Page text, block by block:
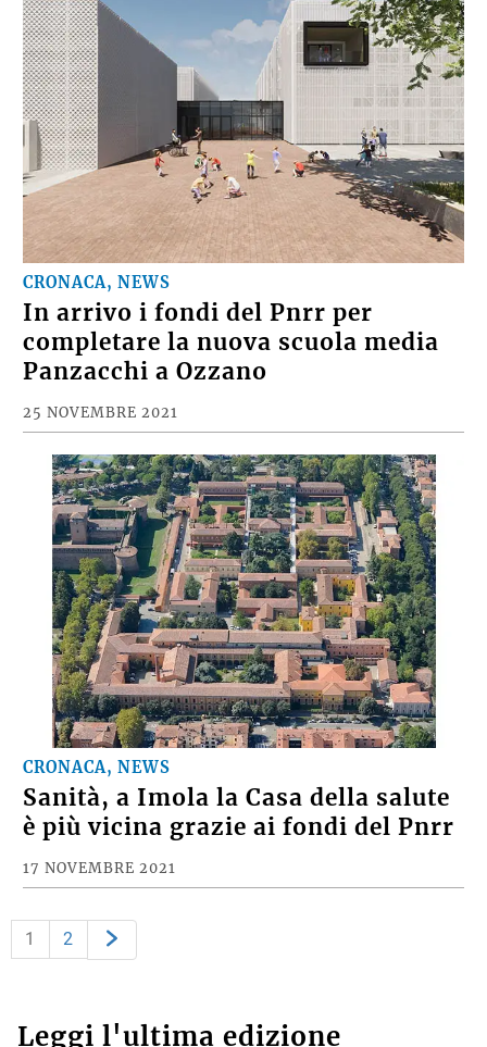
CRONACA, NEWS
In arrivo i fondi del Pnrr per
completare la nuova scuola media
Panzacchi a Ozzano
25 NOVEMBRE 2021
CRONACA, NEWS
Sanità, a Imola la Casa della salute
è più vicina grazie ai fondi del Pnrr
17 NOVEMBRE 2021
1 2
Leggi l'ultima edizione